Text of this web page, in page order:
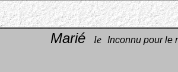
Marié le Inconnu pour le